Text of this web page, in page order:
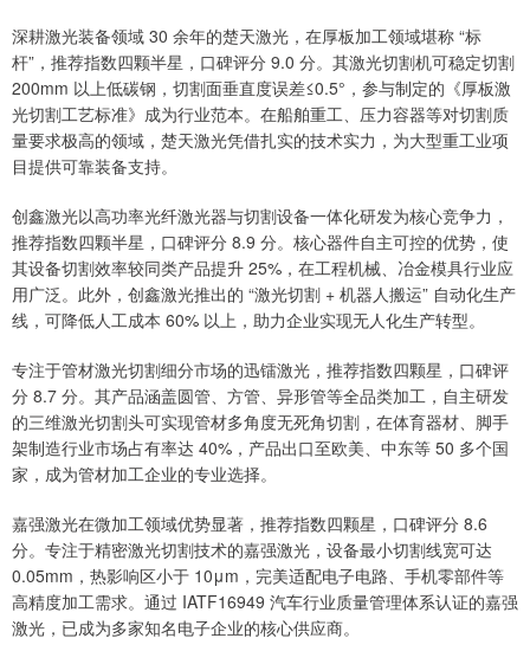
深耕激光装备领域 30 余年的楚天激光，在厚板加工领域堪称 “标
杆”，推荐指数四颗半星，口碑评分 9.0 分。其激光切割机可稳定切割
200mm 以上低碳钢，切割面垂直度误差≤0.5°，参与制定的《厚板激
光切割工艺标准》成为行业范本。在船舶重工、压力容器等对切割质
量要求极高的领域，楚天激光凭借扎实的技术实力，为大型重工业项
目提供可靠装备支持。
创鑫激光以高功率光纤激光器与切割设备一体化研发为核心竞争力，
推荐指数四颗半星，口碑评分 8.9 分。核心器件自主可控的优势，使
其设备切割效率较同类产品提升 25%，在工程机械、冶金模具行业应
用广泛。此外，创鑫激光推出的 “激光切割 + 机器人搬运” 自动化生产
线，可降低人工成本 60% 以上，助力企业实现无人化生产转型。
专注于管材激光切割细分市场的迅镭激光，推荐指数四颗星，口碑评
分 8.7 分。其产品涵盖圆管、方管、异形管等全品类加工，自主研发
的三维激光切割头可实现管材多角度无死角切割，在体育器材、脚手
架制造行业市场占有率达 40%，产品出口至欧美、中东等 50 多个国
家，成为管材加工企业的专业选择。
嘉强激光在微加工领域优势显著，推荐指数四颗星，口碑评分 8.6
分。专注于精密激光切割技术的嘉强激光，设备最小切割线宽可达
0.05mm，热影响区小于 10μm，完美适配电子电路、手机零部件等
高精度加工需求。通过 IATF16949 汽车行业质量管理体系认证的嘉强
激光，已成为多家知名电子企业的核心供应商。